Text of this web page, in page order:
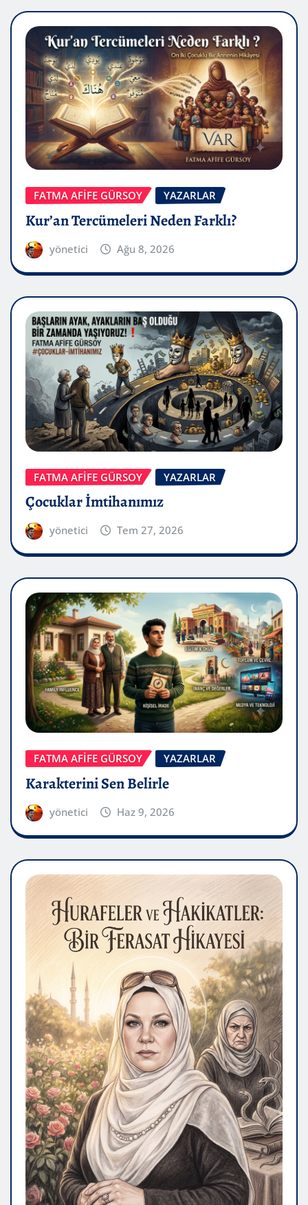
FATMA AFİFE GÜRSOY YAZARLAR
Kur’an Tercümeleri Neden Farklı?
yönetici Ağu 8, 2026
FATMA AFİFE GÜRSOY YAZARLAR
Çocuklar İmtihanımız
yönetici Tem 27, 2026
FATMA AFİFE GÜRSOY YAZARLAR
Karakterini Sen Belirle
yönetici Haz 9, 2026